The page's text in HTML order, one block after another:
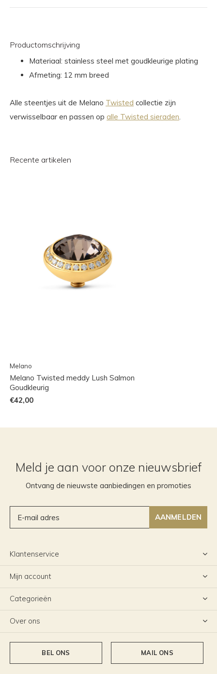
Productomschrijving
Materiaal: stainless steel met goudkleurige plating
Afmeting: 12 mm breed
Alle steentjes uit de Melano Twisted collectie zijn
verwisselbaar en passen op alle Twisted sieraden
Recente artikelen
Melano
Melano Twisted meddy Lush Salmon
Goudkleurig
€42,00
Meld je aan voor onze nieuwsbrief
Ontvang de nieuwste aanbiedingen en promoties
AANMELDEN
Klantenservice
Mijn account
Categorieën
Over ons
BEL ONS MAIL ONS